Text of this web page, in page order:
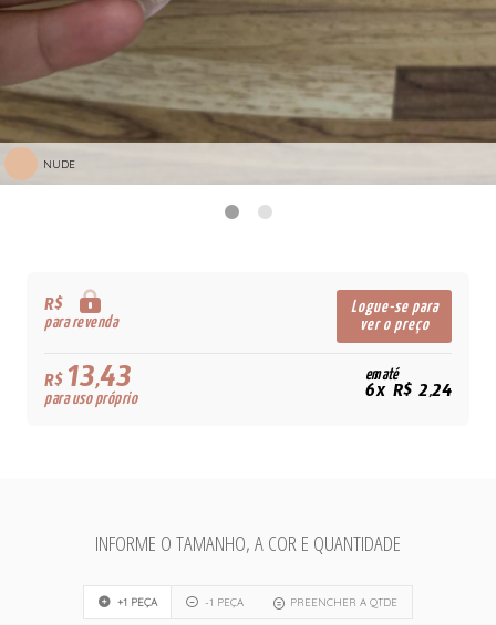
NUDE
R$
para revenda
Logue-se para
ver o preço
R$13,43
para uso próprio
em até
6x R$ 2,24
INFORME O TAMANHO, A COR E QUANTIDADE
+1 PEÇA -1 PEÇA PREENCHER A QTDE